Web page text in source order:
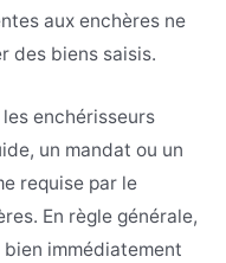
aux enchères ne
des biens saisis.
enchérisseurs
un mandat ou un
requise par le
En règle générale,
immédiatement